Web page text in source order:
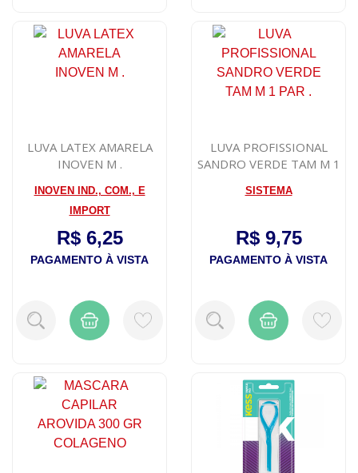
LUVA LATEX AMARELA
INOVEN M .
INOVEN IND., COM., E
IMPORT
R$ 6,25
PAGAMENTO À VISTA
LUVA PROFISSIONAL
SANDRO VERDE TAM M 1
SISTEMA
R$ 9,75
PAGAMENTO À VISTA